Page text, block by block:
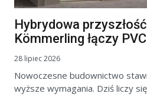
Hybrydowa
Kömmerling łączy
28 lipiec 2026
Nowoczesne budownictwo
wyższe wymagania. Dziś liczy